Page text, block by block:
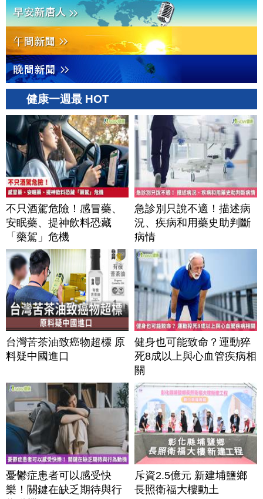
健康一週最 HOT
不只酒駕危險！感冒藥、
安眠藥、提神飲料恐藏
「藥駕」危機
急診別只說不適！描述病
況、疾病和用藥史助判斷
病情
台灣苦茶油致癌物超標 原
料疑中國進口
健身也可能致命？運動猝
死8成以上與心血管疾病相
關
憂鬱症患者可以感受快
樂！關鍵在缺乏期待與行
斥資2.5億元 新建埔鹽鄉
長照衛福大樓動土